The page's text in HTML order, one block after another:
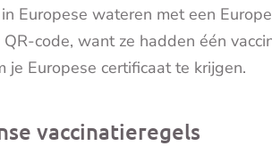
in Europese wateren met een
code, want ze hadden één
je Europese certificaat te krijgen.
vaccinatieregels